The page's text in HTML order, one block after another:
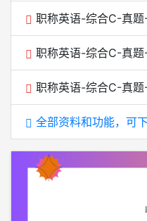
职称英语-综合C-真
职称英语-综合C-真题
职称英语-综合C-真
全部资料和功能，可